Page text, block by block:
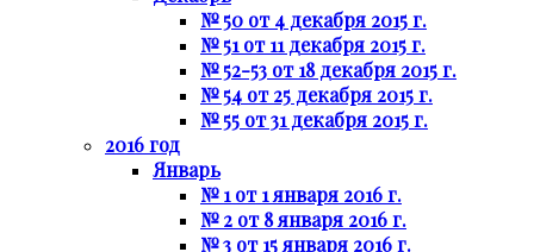
№ 50 от 4 декабря 2015 г.
№ 51 от 11 декабря 2015 г.
№ 52-53 от 18 декабря 2015 г.
№ 54 от 25 декабря 2015 г.
№ 55 от 31 декабря 2015 г.
2016 год
Январь
№ 1 от 1 января 2016 г.
№ 2 от 8 января 2016 г.
№ 3 от 15 января 2016 г.